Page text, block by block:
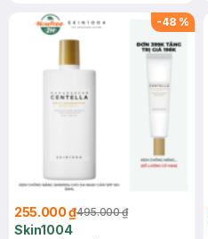
25ml (SL Có Hạn)
-48 %
255.000 ₫495.000 ₫
Skin1004